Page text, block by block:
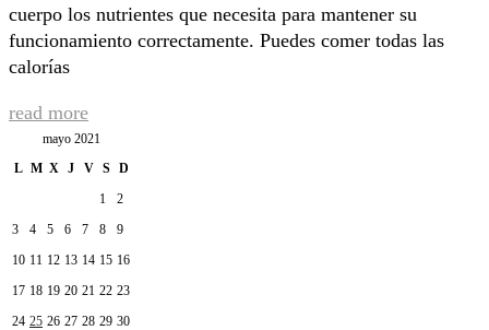
cuerpo los nutrientes que necesita para mantener su
funcionamiento correctamente. Puedes comer todas las
calorías
read more
mayo 2021
L M X J V S
D
1
2
3
4 5 6 7 8
9
10 11 12 13 14 15 16
17 18 19 20 21 22 23
24 25 26 27 28 29 30